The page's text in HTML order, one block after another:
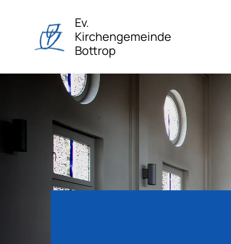
Ev.
Kirchengemeinde
Bottrop